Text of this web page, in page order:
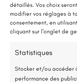
détaillés. Vos choix
modifier vos réglages à
consentement, en
cliquant sur l’onglet de
Statistiques
Stocker et/ou accéder
performance des
E-mail:
environ 1
Une solution
75 % de l’énergie